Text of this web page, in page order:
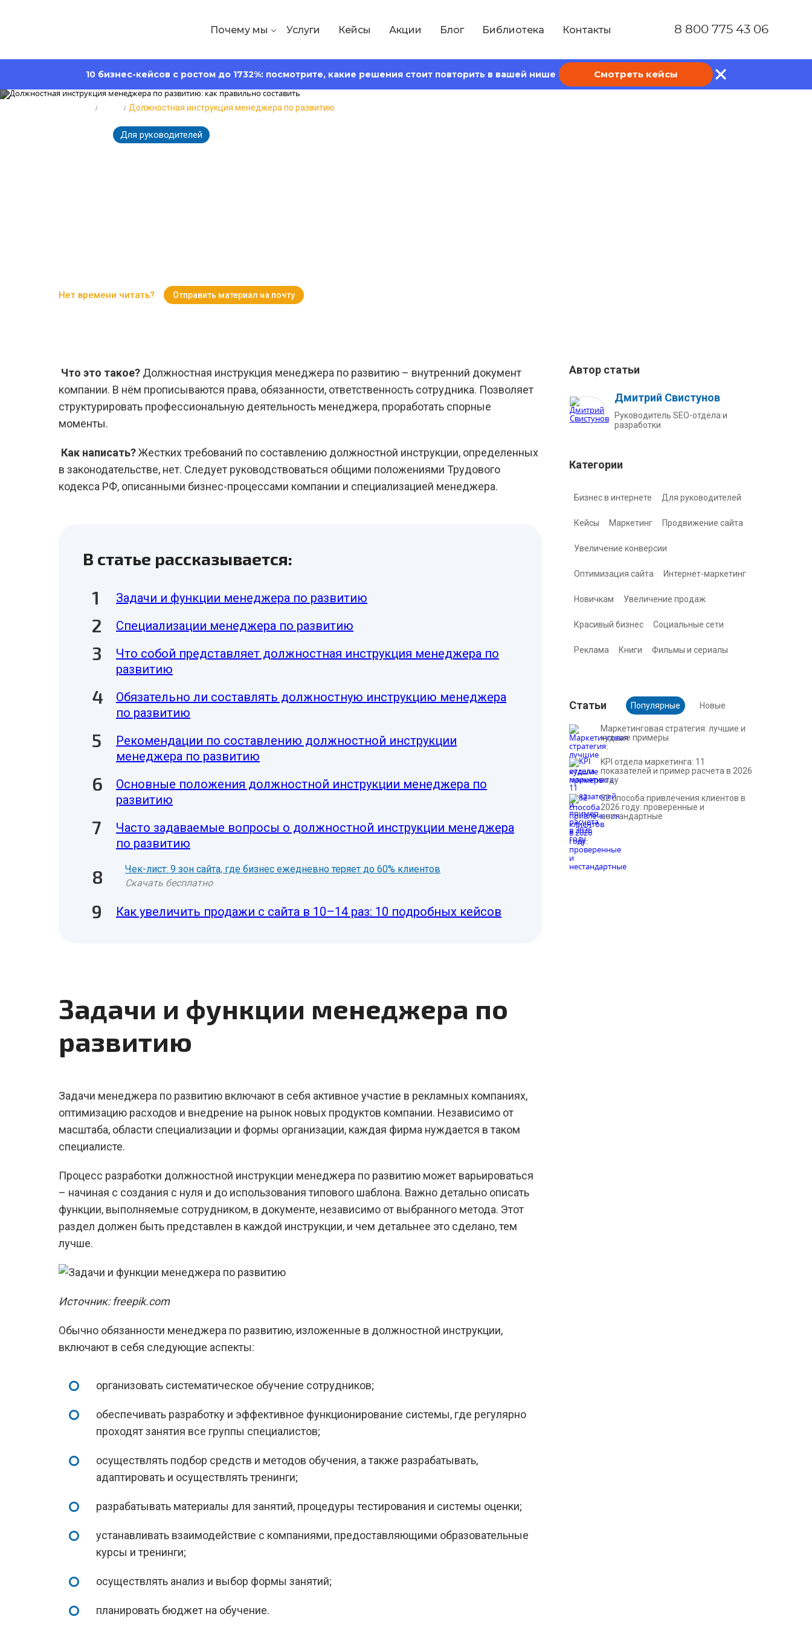
Почему мы Услуги Кейсы Акции Блог Библиотека Контакты 8 800 775 43 06
10 бизнес-кейсов с ростом до 1732%: посмотрите, какие решения стоит повторить в вашей нише Смотреть кейсы
Должностная инструкция менеджера по развитию
Для руководителей
Нет времени читать? Отправить материал на почту
Что это такое? Должностная инструкция менеджера по развитию – внутренний документ
компании. В нём прописываются права, обязанности, ответственность сотрудника. Позволяет
структурировать профессиональную деятельность менеджера, проработать спорные
моменты.
Как написать?Жестких требований по составлению должностной инструкции, определенных
в законодательстве, нет. Следует руководствоваться общими положениями Трудового
кодекса РФ, описанными бизнес-процессами компании и специализацией менеджера.
В статье рассказывается:
Задачи и функции менеджера по развитию
Специализации менеджера по развитию
Что собой представляет должностная инструкция менеджера по
развитию
Обязательно ли составлять должностную инструкцию менеджера
по развитию
Рекомендации по составлению должностной инструкции
менеджера по развитию
Основные положения должностной инструкции менеджера по
развитию
Часто задаваемые вопросы о должностной инструкции менеджера
по развитию
Чек-лист: 9 зон сайта, где бизнес ежедневно теряет до 60% клиентов
Скачать бесплатно
Как увеличить продажи с сайта в 10–14 раз: 10 подробных кейсов
Задачи и функции менеджера по
развитию
Задачи менеджера по развитию включают в себя активное участие в рекламных компаниях,
оптимизацию расходов и внедрение на рынок новых продуктов компании. Независимо от
масштаба, области специализации и формы организации, каждая фирма нуждается в таком
специалисте.
Процесс разработки должностной инструкции менеджера по развитию может варьироваться
– начиная с создания с нуля и до использования типового шаблона. Важно детально описать
функции, выполняемые сотрудником, в документе, независимо от выбранного метода. Этот
раздел должен быть представлен в каждой инструкции, и чем детальнее это сделано, тем
лучше.
Источник: freepik.com
Обычно обязанности менеджера по развитию, изложенные в должностной инструкции,
включают в себя следующие аспекты:
организовать систематическое обучение сотрудников;
обеспечивать разработку и эффективное функционирование системы, где регулярно
проходят занятия все группы специалистов;
осуществлять подбор средств и методов обучения, а также разрабатывать,
адаптировать и осуществлять тренинги;
разрабатывать материалы для занятий, процедуры тестирования и системы оценки;
устанавливать взаимодействие с компаниями, предоставляющими образовательные
курсы и тренинги;
осуществлять анализ и выбор формы занятий;
планировать бюджет на обучение.
Автор статьи
Дмитрий Свистунов
Руководитель SEO-отдела и
разработки
Категории
Бизнес в интернете Для руководителей
Кейсы Маркетинг Продвижение сайта
Увеличение конверсии
Оптимизация сайта Интернет-маркетинг
Новичкам Увеличение продаж
Красивый бизнес Социальные сети
Реклама Книги Фильмы и сериалы
Cтатьи Популярные Новые
Маркетинговая стратегия: лучшие и
худшие примеры
KPI отдела маркетинга: 11
показателей и пример расчета в 2026
году
32 способа привлечения клиентов в
2026 году: проверенные и
нестандартные